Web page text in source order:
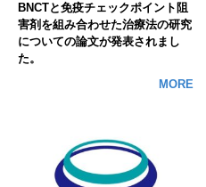
BNCTと免疫チェックポイント阻
害剤を組み合わせた治療法の研究
についての論文が発表されまし
た。
MORE